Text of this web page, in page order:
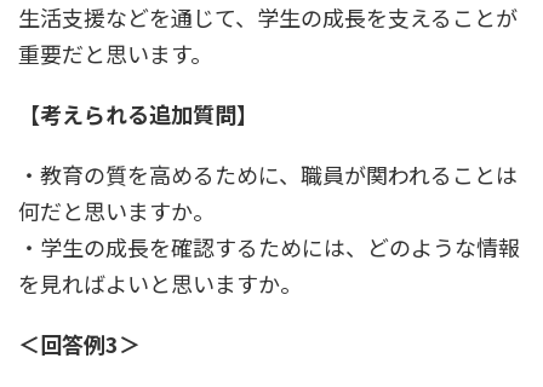
生活支援などを通じて、学生の成長を支えることが
重要だと思います。
【考えられる追加質問】
・教育の質を高めるために、職員が関われることは
何だと思いますか。
・学生の成長を確認するためには、どのような情報
を見ればよいと思いますか。
＜回答例3＞